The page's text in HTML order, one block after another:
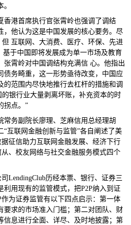
香港首席执行官张霄岭也强调了调结
，他认为这是中国发展的核心要务。尽
但 互联网、大消费、医疗、环保、先进
基于中国即将发展成为单一市场及教育
张霄岭对中国调结构充满信 心。他指出
债务畸重，这一形势亟待改变，中国应
的范围内尽快地推行去杠杆的措施和调
银行业大量剥离坏账，补充资本的时
拐点。”
常务副院长廖理、芝麻信用总经理胡
“互联网金融创新与监管”各自阐述了美
征信助力互联网金融发展、经济下行
、校友网络与社交金融服务模式四个
LendingClub历经本票、银行、证券三
利用现有的监管模式，把P2P纳入到证
作为证券监管有以下四点启示：第一体
要求的市场准入门槛；第二对团队、财
信息进行全面、详尽、及时地披露；第